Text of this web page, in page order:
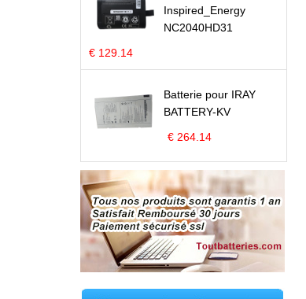
Inspired_Energy
NC2040HD31
€ 129.14
Batterie pour IRAY
BATTERY-KV
€ 264.14